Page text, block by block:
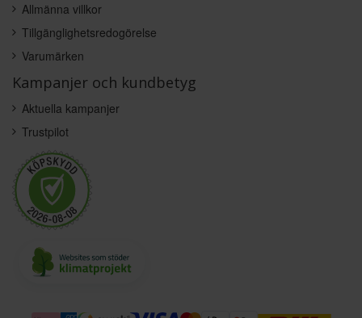
Allmänna villkor
Tillgänglighetsredogörelse
Varumärken
Kampanjer och kundbetyg
Aktuella kampanjer
Trustpilot